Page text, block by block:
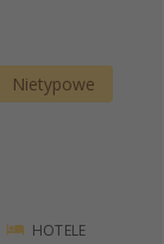
Nietypowe
HOTELE